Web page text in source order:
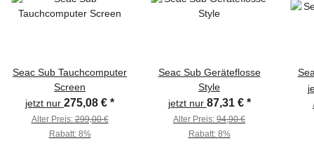
Seac Sub Tauchcomputer
Screen
jetzt nur 275,08 € *
Alter Preis:299,00 €
Rabatt: 8%
Seac Sub Geräteflosse
Style
jetzt nur 87,31 € *
Alter Preis: 94,90 €
Rabatt: 8%